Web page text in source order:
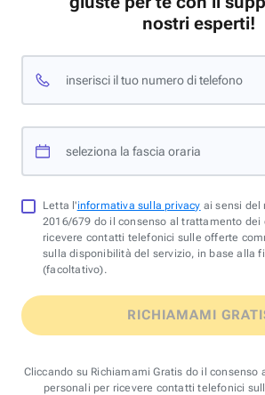
nostri esperti!
inserisci il tuo numero di telefono
seleziona la fascia oraria
Letta l'informativa sulla privacy ai sensi del
2016/679 do il consenso al trattamento dei
ricevere contatti telefonici sulle offerte
sulla disponibilità del servizio, in base alla
(facoltativo).
RICHIAMAMI
Cliccando su Richiamami Gratis do il
personali per ricevere contatti telefonici